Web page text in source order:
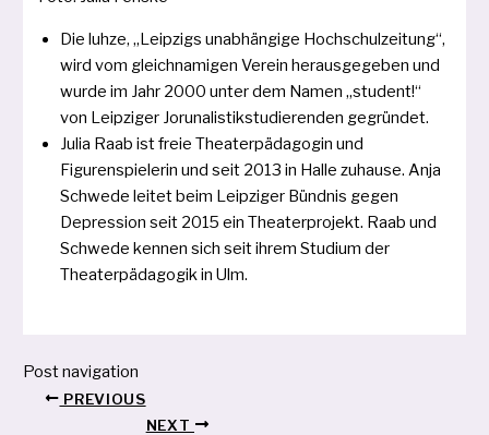
Die luh­ze, „Leipzigs unab­hän­gi­ge Hoch­schulzeitung“,
wird vom gleich­na­mi­gen Verein her­aus­ge­ge­ben und
wur­de im Jahr 2000 unter dem Namen „stu­dent!“
von Leipziger Jorunalistikstudierenden gegründet.
Julia Raab ist freie Theaterpädagogin und
Figurenspielerin und seit 2013 in Halle zuhau­se. Anja
Schwede lei­tet beim Leipziger Bündnis gegen
Depression seit 2015 ein Theaterprojekt. Raab und
Schwede ken­nen sich seit ihrem Studium der
Theaterpädagogik in Ulm.
Post navigation
PREVIOUS
NEXT